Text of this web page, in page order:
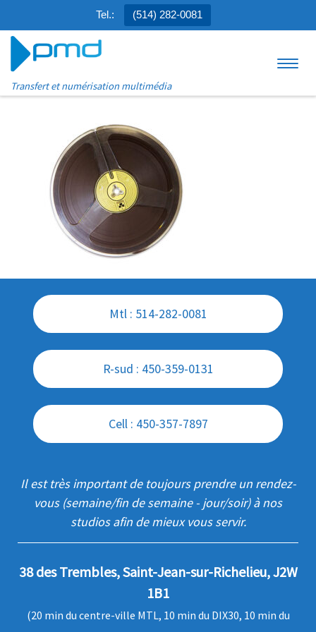
Tel.: (514) 282-0081
Transfert et numérisation multimédia
Mtl : 514-282-0081
R-sud : 450-359-0131
Cell : 450-357-7897
Il est très important de toujours prendre un rendez-
vous (semaine/fin de semaine - jour/soir) à nos
studios afin de mieux vous servir.
38 des Trembles, Saint-Jean-sur-Richelieu, J2W
1B1
(20 min du centre-ville MTL, 10 min du DIX30, 10 min du